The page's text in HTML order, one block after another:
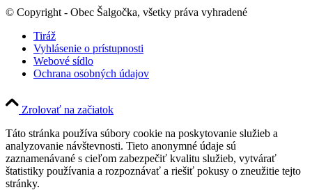
© Copyright - Obec Šalgočka, všetky práva vyhradené
Tiráž
Vyhlásenie o prístupnosti
Webové sídlo
Ochrana osobných údajov
Zrolovať na začiatok
Táto stránka používa súbory cookie na poskytovanie služieb a
analyzovanie návštevnosti. Tieto anonymné údaje sú
zaznamenávané s cieľom zabezpečiť kvalitu služieb, vytvárať
štatistiky používania a rozpoznávať a riešiť pokusy o zneužitie tejto
stránky.